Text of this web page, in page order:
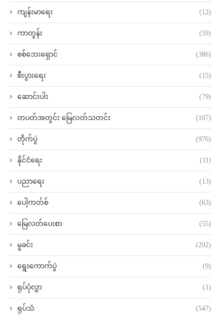
ကျန်းမာရေး (12)
ကာတွန်း (59)
စစ်ဘေးရှောင် (386)
စီးပွားရေး (15)
ဆောင်းပါး (79)
တပတ်အတွင်း မြေလတ်သတင်း (107)
တိုက်ပွဲ (976)
နိုင်ငံရေး (11)
ပညာရေး (13)
ပေါ့ကတ်စ် (63)
မြေလတ်ပေးစာ (55)
မှုခင်း (292)
ရွေးကောက်ပွဲ (9)
ရုပ်ပုံလွှာ (1)
ရုပ်သံ (547)